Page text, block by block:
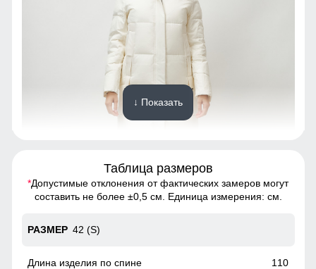
Созданная для долговечности, эта куртка из полиэстера
обеспечивает исключительную износостойкость.
первоначальный вид и качество на протяжении многих
годами.
↓ Показать
Таблица размеров
*Допустимые отклонения от фактических замеров могут
составить не более ±0,5 см. Единица измерения: см.
42 (S)
110